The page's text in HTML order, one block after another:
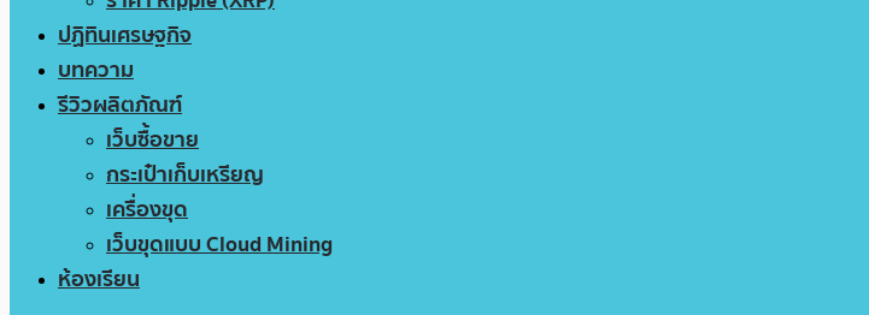
ปฏิทินเศรษฐกิจ
บทความ
รีวิวผลิตภัณฑ์
เว็บซื้อขาย
กระเป๋าเก็บเหรียญ
เครื่องขุด
เว็บขุดแบบ Cloud Mining
ห้องเรียน